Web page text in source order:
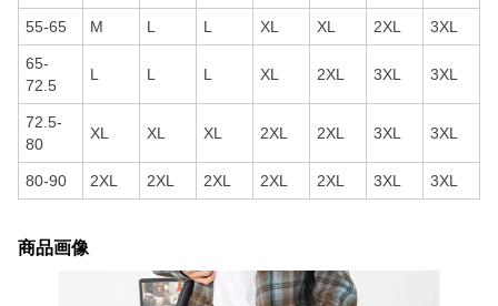
55-65 M L L XL XL 2XL 3XL
65-
72.5
L L L XL 2XL 3XL 3XL
72.5-
80
XL XL XL 2XL 2XL 3XL 3XL
80-90 2XL 2XL 2XL 2XL 2XL 3XL 3XL
商品画像